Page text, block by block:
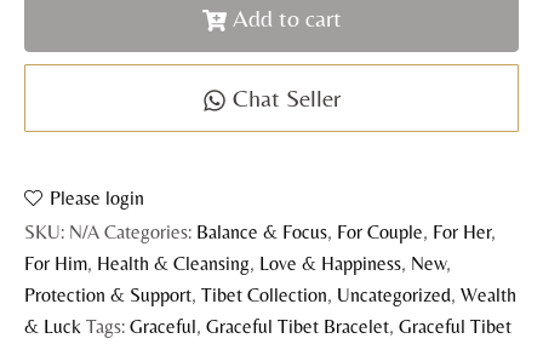
Add to cart
Chat Seller
Please login
SKU: N/A Categories: Balance & Focus, For Couple, For Her,
For Him, Health & Cleansing, Love & Happiness, New,
Protection & Support, Tibet Collection, Uncategorized, Wealth
& Luck Tags: Graceful, Graceful Tibet Bracelet, Graceful Tibet